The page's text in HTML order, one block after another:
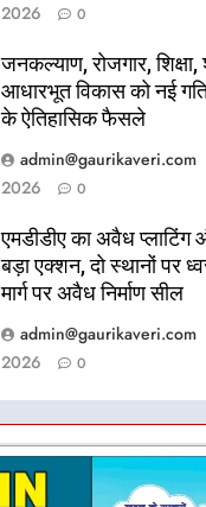
2026
0
जनकल्याण, रोजगार,
आधारभूत विकास को नई
के ऐतिहासिक फैसले
admin@gaurikaveri.com
2026
0
एमडीडीए का अवैध प्लाटिंग
बड़ा एक्शन, दो स्थानों पर
मार्ग पर अवैध निर्माण सील
admin@gaurikaveri.com
2026
0